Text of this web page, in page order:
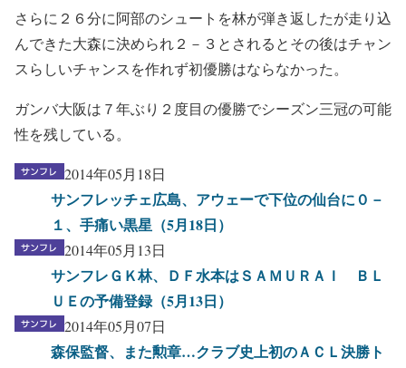
さらに２６分に阿部のシュートを林が弾き返したが走り込
んできた大森に決められ２－３とされるとその後はチャン
スらしいチャンスを作れず初優勝はならなかった。
ガンバ大阪は７年ぶり２度目の優勝でシーズン三冠の可能
性を残している。
2014年05月18日
サンフレッチェ広島、アウェーで下位の仙台に０－
１、手痛い黒星（5月18日）
2014年05月13日
サンフレＧＫ林、ＤＦ水本はＳＡＭＵＲＡＩ ＢＬ
ＵＥの予備登録（5月13日）
2014年05月07日
森保監督、また勲章…クラブ史上初のＡＣＬ決勝ト